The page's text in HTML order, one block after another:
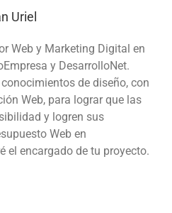
Uriel
Web y Marketing Digital en
y DesarrolloNet.
de diseño, con
Web, para lograr que las
y logren sus
Web en
el encargado de tu proyecto.